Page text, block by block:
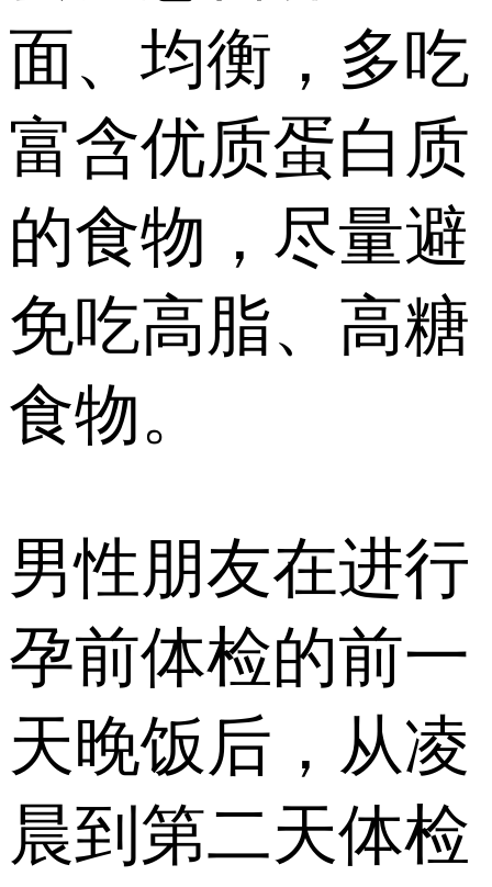
面、均衡，多吃
富含优质蛋白质
的食物，尽量避
免吃高脂、高糖
食物。
男性朋友在进行
孕前体检的前一
天晚饭后，从凌
晨到第二天体检